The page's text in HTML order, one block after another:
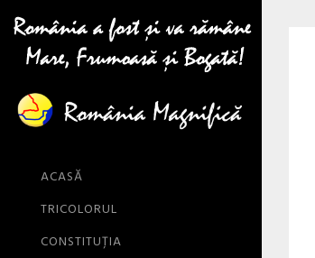
ACASĂ
TRICOLORUL
CONSTITUȚIA